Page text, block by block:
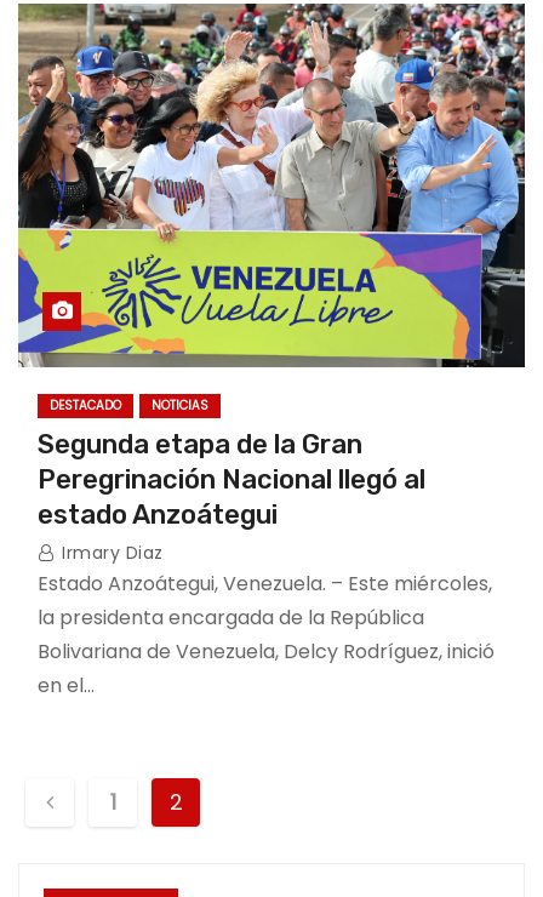
DESTACADO NOTICIAS
Segunda etapa de la Gran
Peregrinación Nacional llegó al
estado Anzoátegui
Irmary Diaz
Estado Anzoátegui, Venezuela. – Este miércoles,
la presidenta encargada de la República
Bolivariana de Venezuela, Delcy Rodríguez, inició
en el…
1 2